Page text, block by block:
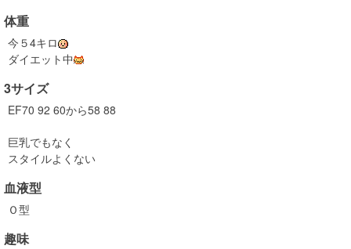
体重
今５4キロ
ダイエット中
3サイズ
EF70 92 60から58 88
巨乳でもなく
スタイルよくない
血液型
Ｏ型
趣味